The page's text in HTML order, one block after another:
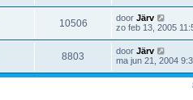
10506 door Järv
zo feb 13, 2005
8803 door Järv
ma jun 21, 2004